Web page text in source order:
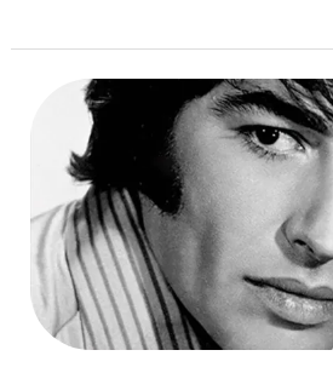
Aniversario.
Sandro
carrera
que
marcó
para
siempre